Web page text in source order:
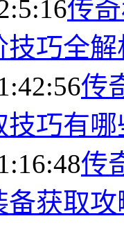
传
技巧全解
传
技巧有哪
传
备获取攻